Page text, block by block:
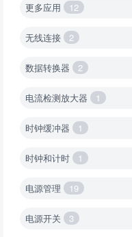
更多应用 12
无线连接 2
数据转换器 2
电流检测放大器 1
时钟缓冲器 1
时钟和计时 1
电源管理 19
电源开关 3